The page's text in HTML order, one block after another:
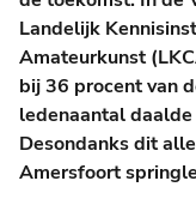
Landelijk
Amateurkunst
bij 36 procent van
ledenaantal
Desondanks dit
Amersfoort